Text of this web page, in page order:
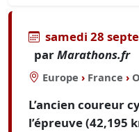
samedi 28
parMarathons.fr
Europe › France ›
L’ancien coureur
l’épreuve (42,195